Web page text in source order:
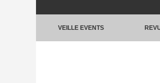
VEILLE EVENTS